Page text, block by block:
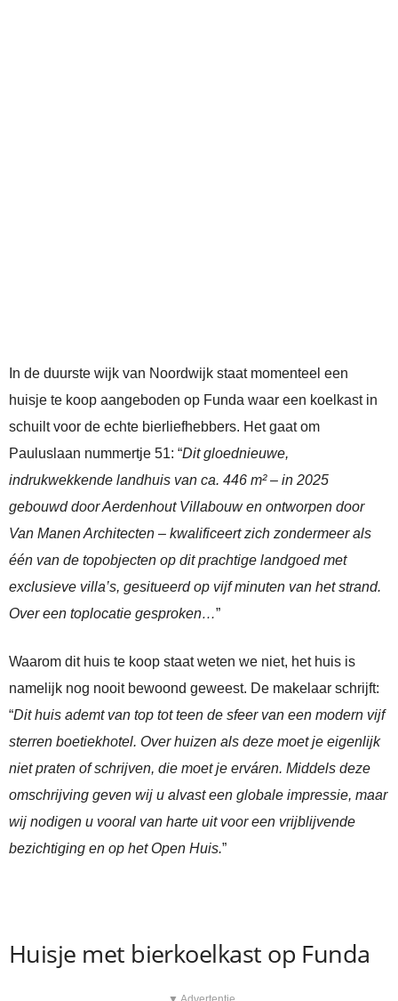
In de duurste wijk van Noordwijk staat momenteel een
huisje te koop aangeboden op Funda waar een koelkast in
schuilt voor de echte bierliefhebbers. Het gaat om
Pauluslaan nummertje 51: “Dit gloednieuwe,
indrukwekkende landhuis van ca. 446 m² – in 2025
gebouwd door Aerdenhout Villabouw en ontworpen door
Van Manen Architecten – kwalificeert zich zondermeer als
één van de topobjecten op dit prachtige landgoed met
exclusieve villa’s, gesitueerd op vijf minuten van het strand.
Over een toplocatie gesproken…”
Waarom dit huis te koop staat weten we niet, het huis is
namelijk nog nooit bewoond geweest. De makelaar schrijft:
“Dit huis ademt van top tot teen de sfeer van een modern vijf
sterren boetiekhotel. Over huizen als deze moet je eigenlijk
niet praten of schrijven, die moet je erváren. Middels deze
omschrijving geven wij u alvast een globale impressie, maar
wij nodigen u vooral van harte uit voor een vrijblijvende
bezichtiging en op het Open Huis.”
Huisje met bierkoelkast op Funda